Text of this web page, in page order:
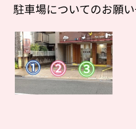
駐車場についてのお願